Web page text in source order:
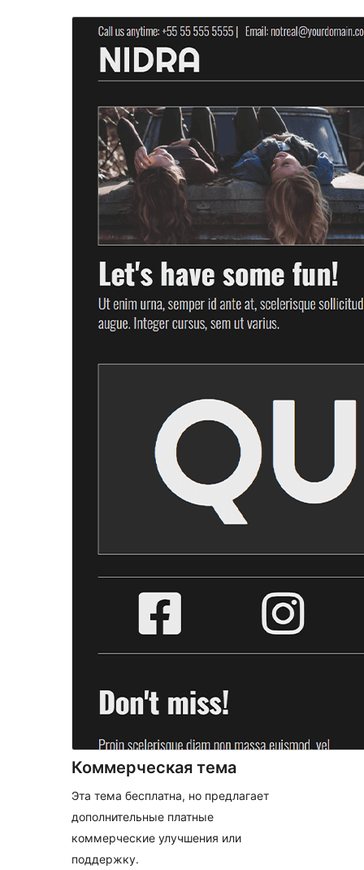
Коммерческая тема
Эта тема бесплатна, но предлагает
дополнительные платные
коммерческие улучшения или
поддержку.